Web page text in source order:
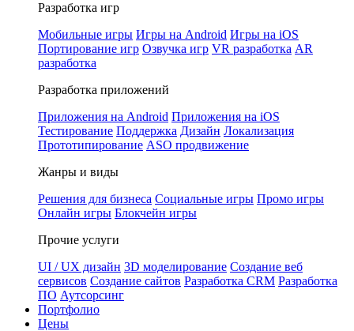
Разработка игр
Мобильные игры Игры на Android Игры на iOS
Портирование игр Озвучка игр VR разработка AR
разработка
Разработка приложений
Приложения на Android Приложения на iOS
Тестирование Поддержка Дизайн Локализация
Прототипирование ASO продвижение
Жанры и виды
Решения для бизнеса Социальные игры Промо игры
Онлайн игры Блокчейн игры
Прочие услуги
UI / UX дизайн 3D моделирование Создание веб
сервисов Создание сайтов Разработка CRM Разработка
ПО Аутсорсинг
Портфолио
Цены